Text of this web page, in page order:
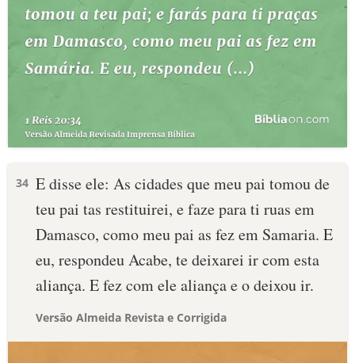
34 E disse ele: As cidades que meu pai tomou de
teu pai tas restituirei, e faze para ti ruas em
Damasco, como meu pai as fez em Samaria. E
eu, respondeu Acabe, te deixarei ir com esta
aliança. E fez com ele aliança e o deixou ir.
Versão Almeida Revista e Corrigida